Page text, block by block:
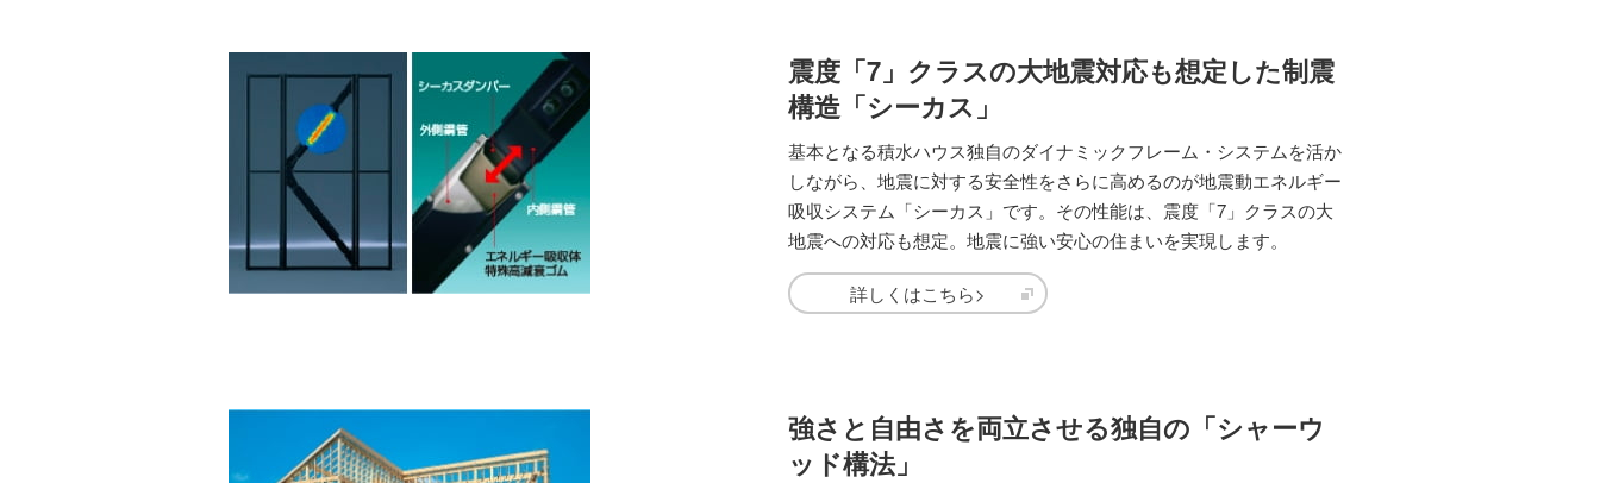
震度「7」クラスの大地震対応も想定した制震
構造「シーカス」
基本となる積水ハウス独自のダイナミックフレーム・システムを活か
しながら、地震に対する安全性をさらに高めるのが地震動エネルギー
吸収システム「シーカス」です。その性能は、震度「7」クラスの大
地震への対応も想定。地震に強い安心の住まいを実現します。
詳しくはこちら>
強さと自由さを両立させる独自の「シャーウ
ッド構法」